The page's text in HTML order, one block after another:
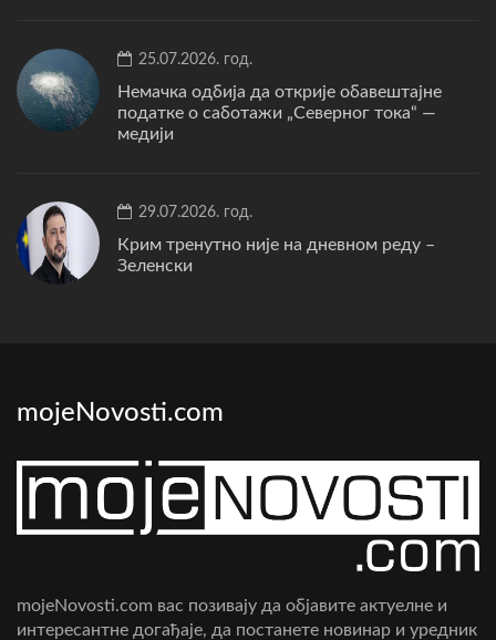
25.07.2026. год.
Немачка одбија да открије обавештајне
податке о саботажи „Северног тока“ —
медији
29.07.2026. год.
Крим тренутно није на дневном реду –
Зеленски
mojeNovosti.com
mojeNovosti.com вас позивају да објавите актуелне и
интересантне догађаје, да постанете новинар и уредник